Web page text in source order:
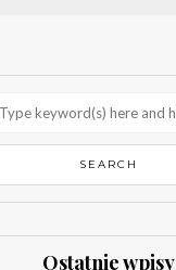
Ostatnie wpisy